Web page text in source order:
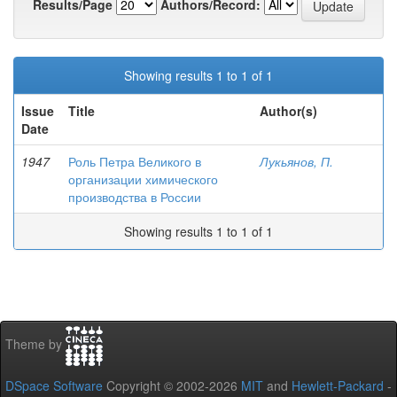
Results/Page
Authors/Record:
Showing results 1 to 1 of 1
Issue
Date
Title Author(s)
1947
Роль Петра Великого в
организации химического
производства в России
Лукьянов, П.
Showing results 1 to 1 of 1
Theme by
DSpace Software Copyright © 2002-2026 MIT and Hewlett-Packard -